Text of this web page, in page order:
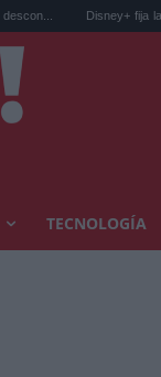
Disney+ fija la fecha de
TECNOLOGÍA